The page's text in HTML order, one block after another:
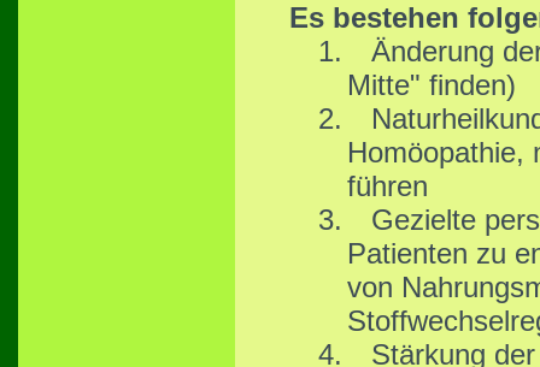
Es bestehen
1.
Änderung
Mitte" finden)
2.
Homöopathie,
führen
3.
Gezielte
Patienten zu
von
4.
Stärkung